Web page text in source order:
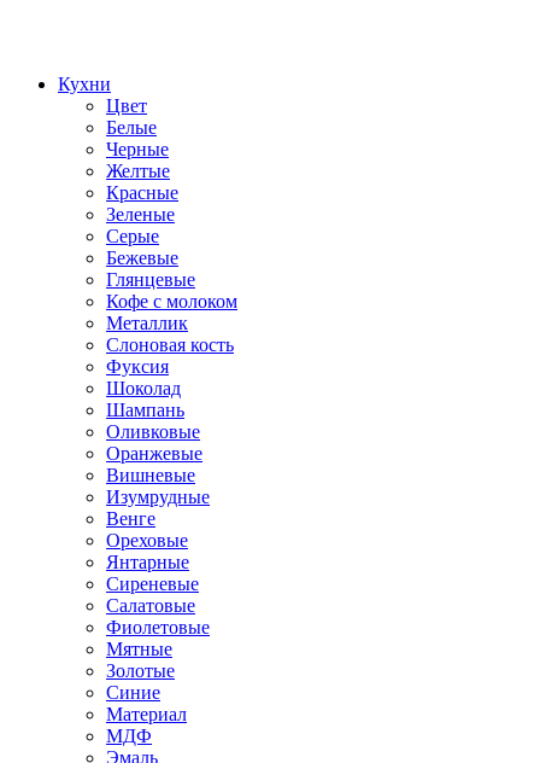
Кухни
Цвет
Белые
Черные
Желтые
Красные
Зеленые
Серые
Бежевые
Глянцевые
Кофе с молоком
Металлик
Слоновая кость
Фуксия
Шоколад
Шампань
Оливковые
Оранжевые
Вишневые
Изумрудные
Венге
Ореховые
Янтарные
Сиреневые
Салатовые
Фиолетовые
Мятные
Золотые
Синие
Материал
МДФ
Эмаль